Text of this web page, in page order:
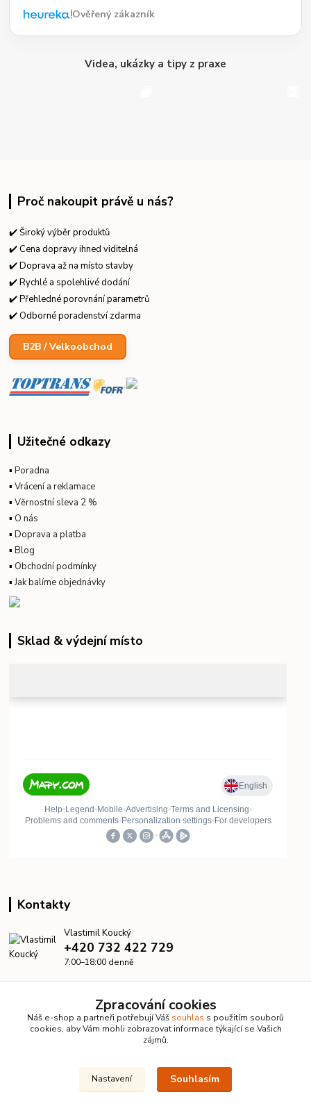
Ověřený zákazník
Videa, ukázky a tipy z praxe
Proč nakoupit právě u nás?
✔️ Široký výběr produktů
✔️ Cena dopravy ihned viditelná
✔️ Doprava až na místo stavby
✔️ Rychlé a spolehlivé dodání
✔️ Přehledné porovnání parametrů
✔️ Odborné poradenství zdarma
B2B / Velkoobchod
Užitečné odkazy
▪Poradna
▪Vrácení a reklamace
▪Věrnostní sleva 2 %
▪ O nás
▪Doprava a platba
▪Blog
▪ Obchodní podmínky
▪Jak balíme objednávky
Sklad & výdejní místo
Kontakty
Vlastimil Koucký
+420 732 422 729
7:00–18:00 denně
© 2026 KanalizaceLevne.cz · Všechna práva vyhrazena ·
Zpracování cookies
Náš e-shop a partneři potřebují Váš souhlas s použitím souborů
cookies, aby Vám mohli zobrazovat informace týkající se Vašich
zájmů.
Nastavení Souhlasím